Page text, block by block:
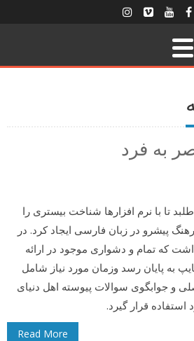
به فرد
تا با نرم افزارها شناخت بیستری را
پیشرو در زبان فارسی ایجاد کرد. در
که تمام و دشواری موجود در ارائه
به پایان رسد وزمان مورد نیاز شامل
و جوابگوی سوالات پیوسته اهل دنیای
قرار گیرد.
Read More